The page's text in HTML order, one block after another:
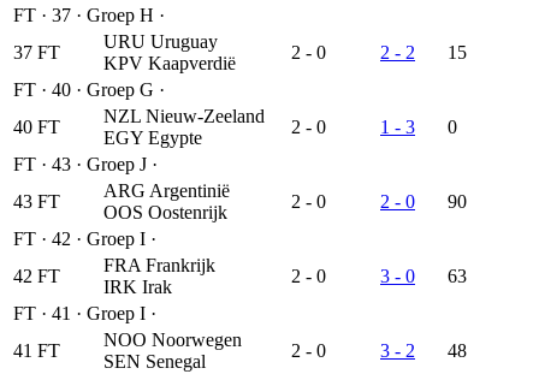
FT · 37 · Groep H ·
37 FT
URU Uruguay
KPV Kaapverdië
2 - 0 2 - 2
15
FT · 40 · Groep G ·
40 FT
NZL Nieuw-Zeeland
EGY Egypte
2 - 0 1 - 3
0
FT · 43 · Groep J ·
43 FT
ARG Argentinië
OOS Oostenrijk
2 - 0 2 - 0
90
FT · 42 · Groep I ·
42 FT
FRA Frankrijk
IRK Irak
2 - 0 3 - 0
63
FT · 41 · Groep I ·
41 FT
NOO Noorwegen
SEN Senegal
2 - 0 3 - 2
48